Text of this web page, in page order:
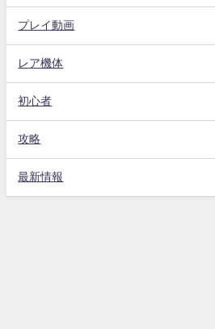
プレイ動画
レア機体
初心者
攻略
最新情報